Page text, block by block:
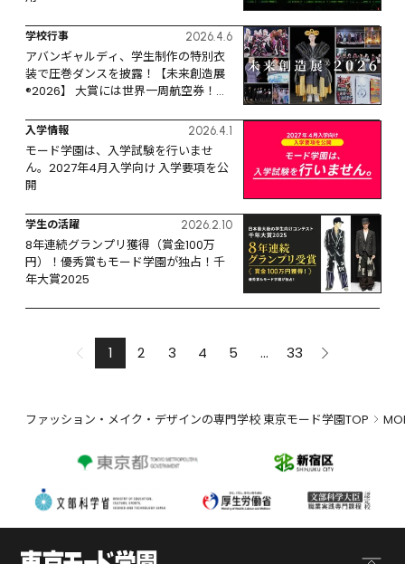
学校行事 2026.4.6
アバンギャルディ、学生制作の特別衣
装で圧巻ダンスを披露！【未来創造展
®️2026】 大賞には世界一周航空券！
GLAMOUR、Maison Kitsunéほか各賞
が発表！
入学情報 2026.4.1
モード学園は、入学試験を行いませ
ん。2027年4月入学向け 入学要項を公
開
学生の活躍 2026.2.10
8年連続グランプリ獲得（賞金100万
円）！優秀賞もモード学園が独占！千
年大賞2025
1 2 3 4 5 ... 33
ファッション・メイク・デザインの専門学校 東京モード学園TOP